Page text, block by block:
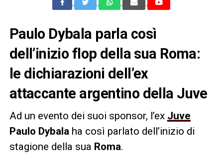
Paulo Dybala parla così
dell’inizio flop della sua Roma:
le dichiarazioni dell’ex
attaccante argentino della Juve
Ad un evento dei suoi sponsor, l’ex Juve
Paulo Dybala ha così parlato dell’inizio di
stagione della sua Roma.